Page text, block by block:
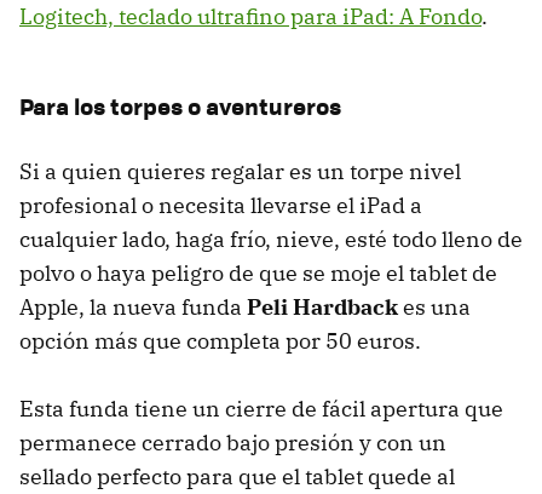
Logitech, teclado ultrafino para iPad: A Fondo.
Para los torpes o aventureros
Si a quien quieres regalar es un torpe nivel
profesional o necesita llevarse el iPad a
cualquier lado, haga frío, nieve, esté todo lleno de
polvo o haya peligro de que se moje el tablet de
Apple, la nueva funda Peli Hardbackes una
opción más que completa por 50 euros.
Esta funda tiene un cierre de fácil apertura que
permanece cerrado bajo presión y con un
sellado perfecto para que el tablet quede al